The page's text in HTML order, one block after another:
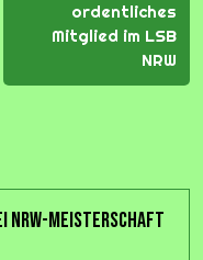
ordentliches
Mitglied im LSB
NRW
NRW-Meisterschaft